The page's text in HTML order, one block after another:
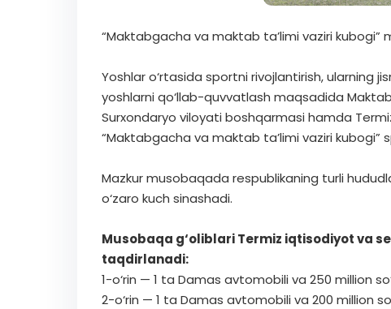
“Maktabgacha va maktab ta’limi vaziri
Yoshlar o‘rtasida sportni rivojlantirish, ularning
yoshlarni qo‘llab-quvvatlash maqsadida
Surxondaryo viloyati boshqarmasi hamda
“Maktabgacha va maktab ta’limi vaziri kubogi”
Mazkur musobaqada respublikaning turli
o‘zaro kuch sinashadi.
Musobaqa g‘oliblari Termiz iqtisodiyot va
taqdirlanadi:
1-o‘rin — 1 ta Damas avtomobili va 250 million
2-o‘rin — 1 ta Damas avtomobili va 200 million